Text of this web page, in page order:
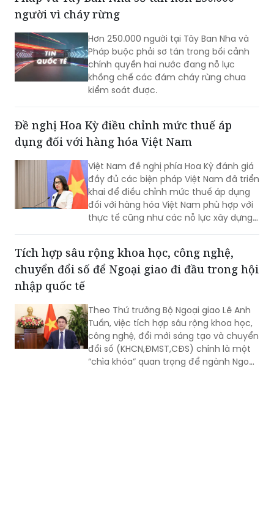
Hơn 250.000 người tại Tây Ban Nha và
Pháp buộc phải sơ tán trong bối cảnh
chính quyền hai nước đang nỗ lực
khống chế các đám cháy rừng chưa
kiểm soát được.
Đề nghị Hoa Kỳ điều chỉnh mức thuế áp
Việt Nam đề nghị phía Hoa Kỳ đánh giá
đầy đủ các biện pháp Việt Nam đã triển
khai để điều chỉnh mức thuế áp dụng
đối với hàng hóa Việt Nam phù hợp với
thực tế cũng như các nỗ lực xây dựng
pháp luật và thực thi của Việt Nam.
Tích hợp sâu rộng khoa học, công nghệ,
nhập quốc tế
Theo Thứ trưởng Bộ Ngoại giao Lê Anh
công nghệ, đổi mới sáng tạo và chuyển
đổi số (KHCN,ĐMST,CĐS) chính là một
“chìa khóa” quan trọng để ngành Ngoại
giao đi đầu, đóng vai trò kiến tạo trong
quá trình hội nhập quốc tế sâu rộng và
toàn diện.